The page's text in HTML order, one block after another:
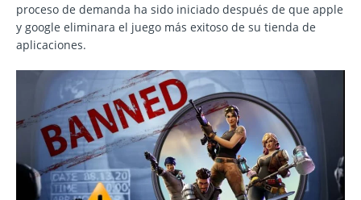
proceso de demanda ha sido iniciado después de que apple
y google eliminara el juego más exitoso de su tienda de
aplicaciones.